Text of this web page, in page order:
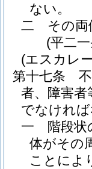
ない。
二
その
(平二
(エスカレ
第十七条
者、障害
でなけれ
一
階段
体がその
ことによ